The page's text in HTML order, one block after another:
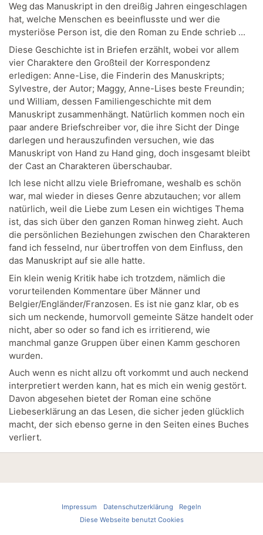
Weg das Manuskript in den dreißig Jahren eingeschlagen
hat, welche Menschen es beeinflusste und wer die
mysteriöse Person ist, die den Roman zu Ende schrieb ...
Diese Geschichte ist in Briefen erzählt, wobei vor allem
vier Charaktere den Großteil der Korrespondenz
erledigen: Anne-Lise, die Finderin des Manuskripts;
Sylvestre, der Autor; Maggy, Anne-Lises beste Freundin;
und William, dessen Familiengeschichte mit dem
Manuskript zusammenhängt. Natürlich kommen noch ein
paar andere Briefschreiber vor, die ihre Sicht der Dinge
darlegen und herauszufinden versuchen, wie das
Manuskript von Hand zu Hand ging, doch insgesamt bleibt
der Cast an Charakteren überschaubar.
Ich lese nicht allzu viele Briefromane, weshalb es schön
war, mal wieder in dieses Genre abzutauchen; vor allem
natürlich, weil die Liebe zum Lesen ein wichtiges Thema
ist, das sich über den ganzen Roman hinweg zieht. Auch
die persönlichen Beziehungen zwischen den Charakteren
fand ich fesselnd, nur übertroffen von dem Einfluss, den
das Manuskript auf sie alle hatte.
Ein klein wenig Kritik habe ich trotzdem, nämlich die
vorurteilenden Kommentare über Männer und
Belgier/Engländer/Franzosen. Es ist nie ganz klar, ob es
sich um neckende, humorvoll gemeinte Sätze handelt oder
nicht, aber so oder so fand ich es irritierend, wie
manchmal ganze Gruppen über einen Kamm geschoren
wurden.
Auch wenn es nicht allzu oft vorkommt und auch neckend
interpretiert werden kann, hat es mich ein wenig gestört.
Davon abgesehen bietet der Roman eine schöne
Liebeserklärung an das Lesen, die sicher jeden glücklich
macht, der sich ebenso gerne in den Seiten eines Buches
verliert.
Impressum Datenschutzerklärung
Regeln
Diese Webseite benutzt Cookies